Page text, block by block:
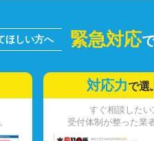
緊急対応
対応力で選
すぐ相談したい
受付体制が整った業